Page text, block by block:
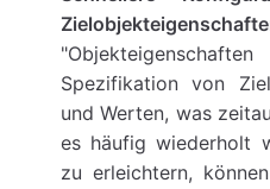
Spezifikation von
und Werten, was
es häufig wiederholt
zu erleichtern,